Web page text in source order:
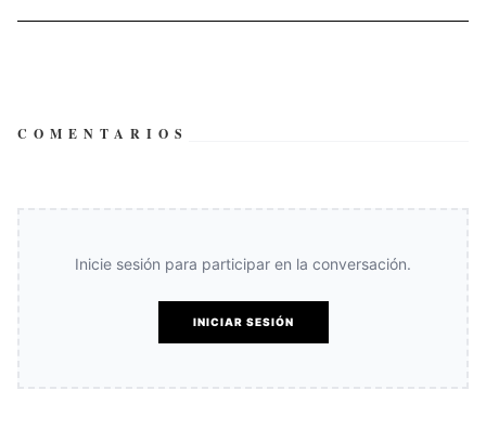
COMENTARIOS
Inicie sesión para participar en la conversación.
INICIAR SESIÓN